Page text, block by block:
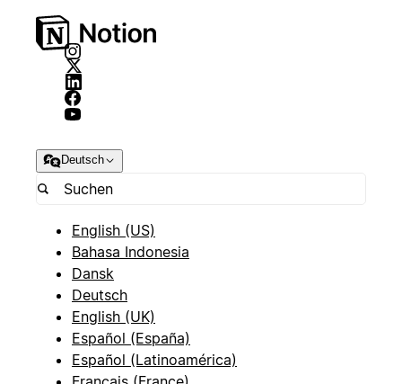
Deutsch
English (US)
Bahasa Indonesia
Dansk
Deutsch
English (UK)
Español (España)
Español (Latinoamérica)